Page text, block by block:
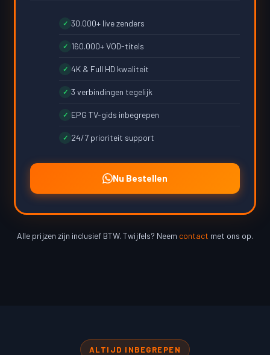
✓ 30.000+ live zenders
✓ 160.000+ VOD-titels
✓ 4K & Full HD kwaliteit
✓ 3 verbindingen tegelijk
✓ EPG TV-gids inbegrepen
✓ 24/7 prioriteit support
Nu Bestellen
Alle prijzen zijn inclusief BTW. Twijfels? Neem contact met ons op.
ALTIJD INBEGREPEN